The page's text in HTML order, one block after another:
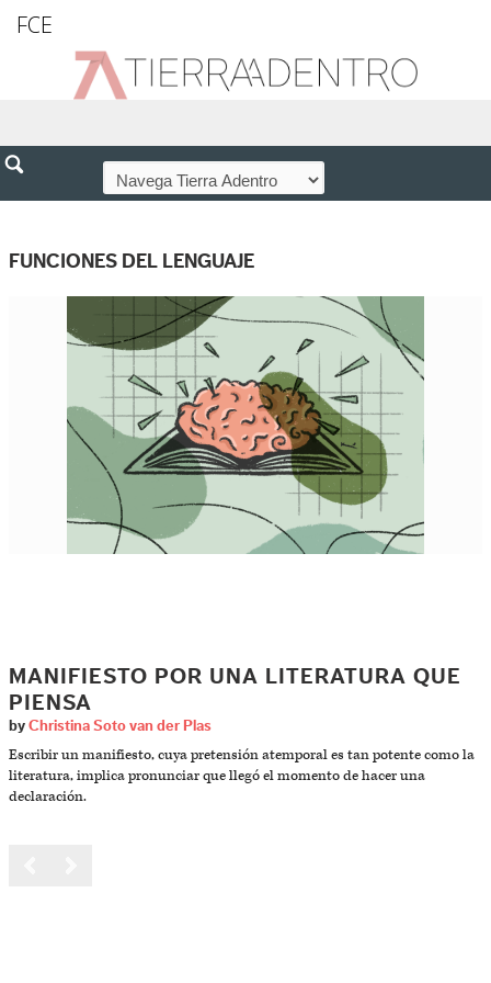
FCE
FUNCIONES DEL LENGUAJE
MANIFIESTO POR UNA LITERATURA QUE
PIENSA
by Christina Soto van der Plas
Escribir un manifiesto, cuya pretensión atemporal es tan potente como la
literatura, implica pronunciar que llegó el momento de hacer una
declaración.